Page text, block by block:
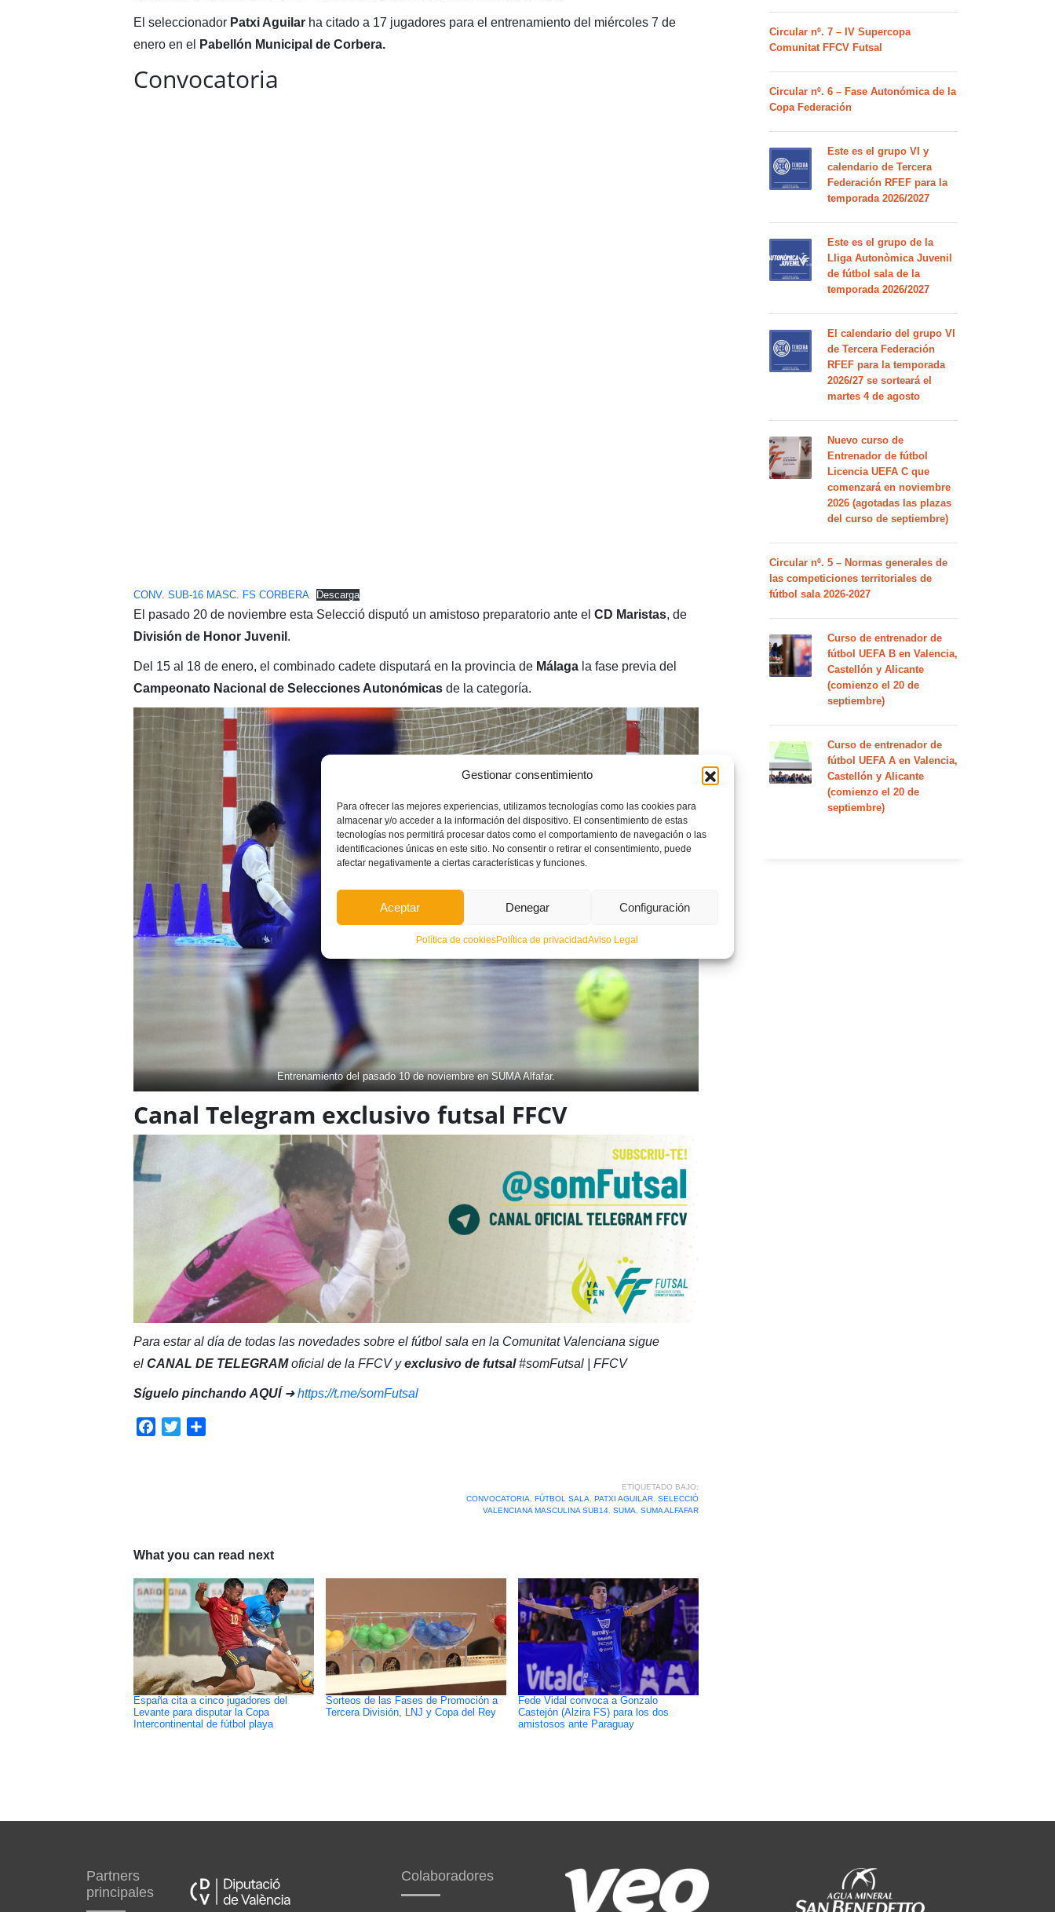
Gestionar consentimiento
Para ofrecer las mejores experiencias, utilizamos tecnologías como las cookies para
almacenar y/o acceder a la información del dispositivo. El consentimiento de estas
tecnologías nos permitirá procesar datos como el comportamiento de navegación o las
identificaciones únicas en este sitio. No consentir o retirar el consentimiento, puede
afectar negativamente a ciertas características y funciones.
Aceptar Denegar Configuración
Política de cookiesPolítica de privacidadAviso Legal
El seleccionador Patxi Aguilarha citado a 17 jugadores para el entrenamiento del miércoles 7 de
enero en el
Pabellón Municipal de Corbera.
Convocatoria
CONV. SUB-16 MASC. FS CORBERA Descarga
El pasado 20 de noviembre esta Selecció disputó un amistoso preparatorio ante el CD Maristas, de
División de Honor Juvenil .
Del 15 al 18 de enero, el combinado cadete disputará en la provincia de Málagala fase previa del
Campeonato Nacional de Selecciones Autonómicasde la categoría.
Entrenamiento del pasado 10 de noviembre en SUMA Alfafar.
Canal Telegram exclusivo futsal FFCV
Para estar al día de todas las novedades sobre el fútbol sala en la Comunitat Valenciana sigue
el CANAL DE TELEGRAMoficial de la FFCV yexclusivo de futsal#somFutsal | FFCV
Síguelo pinchando AQUÍ➜https://t.me/somFutsal
Facebook
Twitter
ETIQUETADO BAJO:
CONVOCATORIA
FÚTBOL SALA PATXI AGUILAR, SELECCIÓ
VALENCIANA MASCULINA SUB14, SUMA SUMA ALFAFAR
What you can read next
España cita a cinco jugadores del
Levante para disputar la Copa
Intercontinental de fútbol playa
Sorteos de las Fases de Promoción a
Tercera División, LNJ y Copa del Rey
Fede Vidal convoca a Gonzalo
Castejón (Alzira FS) para los dos
amistosos ante Paraguay
Circular nº. 7 – IV Supercopa
Comunitat FFCV Futsal
Circular nº. 6 – Fase Autonómica de la
Copa Federación
Este es el grupo VI y
calendario de Tercera
Federación RFEF para la
temporada 2026/2027
Este es el grupo de la
Lliga Autonòmica Juvenil
de fútbol sala de la
temporada 2026/2027
El calendario del grupo VI
de Tercera Federación
RFEF para la temporada
2026/27 se sorteará el
martes 4 de agosto
Nuevo curso de
Entrenador de fútbol
Licencia UEFA C que
comenzará en noviembre
2026 (agotadas las plazas
del curso de septiembre)
Circular nº. 5 – Normas generales de
las competiciones territoriales de
fútbol sala 2026-2027
Curso de entrenador de
fútbol UEFA B en Valencia,
Castellón y Alicante
(comienzo el 20 de
septiembre)
Curso de entrenador de
fútbol UEFA A en Valencia,
Castellón y Alicante
(comienzo el 20 de
septiembre)
Partners
principales
Colaboradores